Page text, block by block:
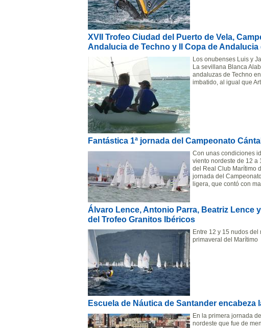
XVII Trofeo Ciudad del Puerto de Vela,
Andalucia de Techno y II Copa de Andalucia
Los onubenses Luis y
La sevillana Blanca
andaluzas de Techno
imbatido, al igual que
Fantástica 1ª jornada del Campeonato
Con unas condiciones
viento nordeste de 12 a
del Real Club Marítimo
jornada del
ligera, que contó con
Álvaro Lence, Antonio Parra, Beatriz Lence
del Trofeo Granitos Ibéricos
Entre 12 y 15 nudos
primaveral del Marítimo
Escuela de Náutica de Santander
En la primera jornada
nordeste que fue de